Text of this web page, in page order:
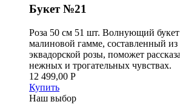
Букет №21
Роза 50 см 51 шт. Волнующий букет
малиновой гамме, составленный из
эквадорской розы, поможет
нежных и трогательных чувствах.
12 499,00 Р
Купить
Наш выбор